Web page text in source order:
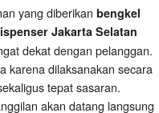
yang diberikan bengkel
Jakarta Selatan
dekat dengan pelanggan.
karena dilaksanakan secara
tepat sasaran.
akan datang langsung